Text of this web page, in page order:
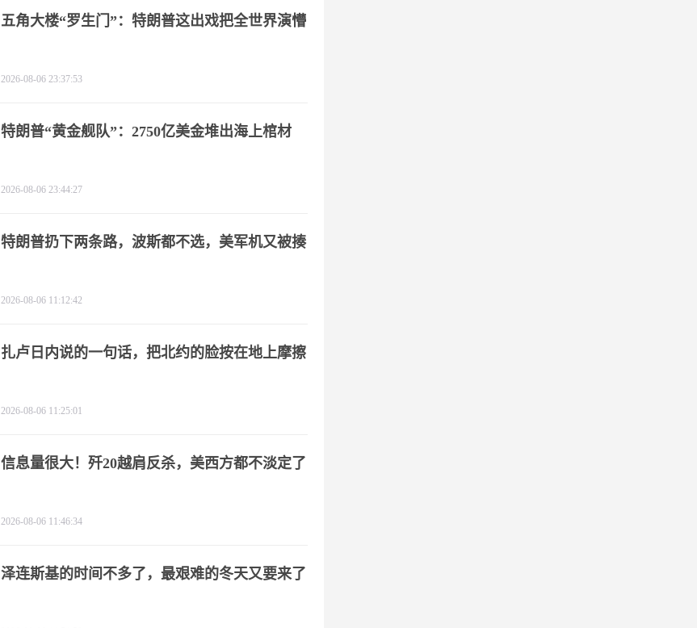
五角大楼“罗生门”：特朗普这出戏把全世界演懵
2026-08-06 23:37:53
特朗普“黄金舰队”：2750亿美金堆出海上棺材
2026-08-06 23:44:27
特朗普扔下两条路，波斯都不选，美军机又被揍
2026-08-06 11:12:42
扎卢日内说的一句话，把北约的脸按在地上摩擦
2026-08-06 11:25:01
信息量很大！歼20越肩反杀，美西方都不淡定了
2026-08-06 11:46:34
泽连斯基的时间不多了，最艰难的冬天又要来了